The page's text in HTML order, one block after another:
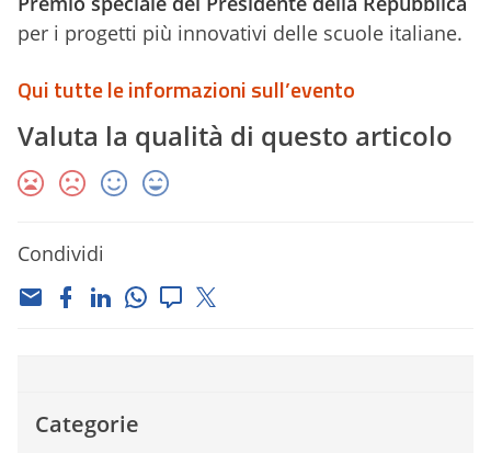
per i progetti più innovativi delle scuole italiane.
Qui tutte le informazioni sull’evento
Valuta la qualità di questo articolo
Condividi
Categorie